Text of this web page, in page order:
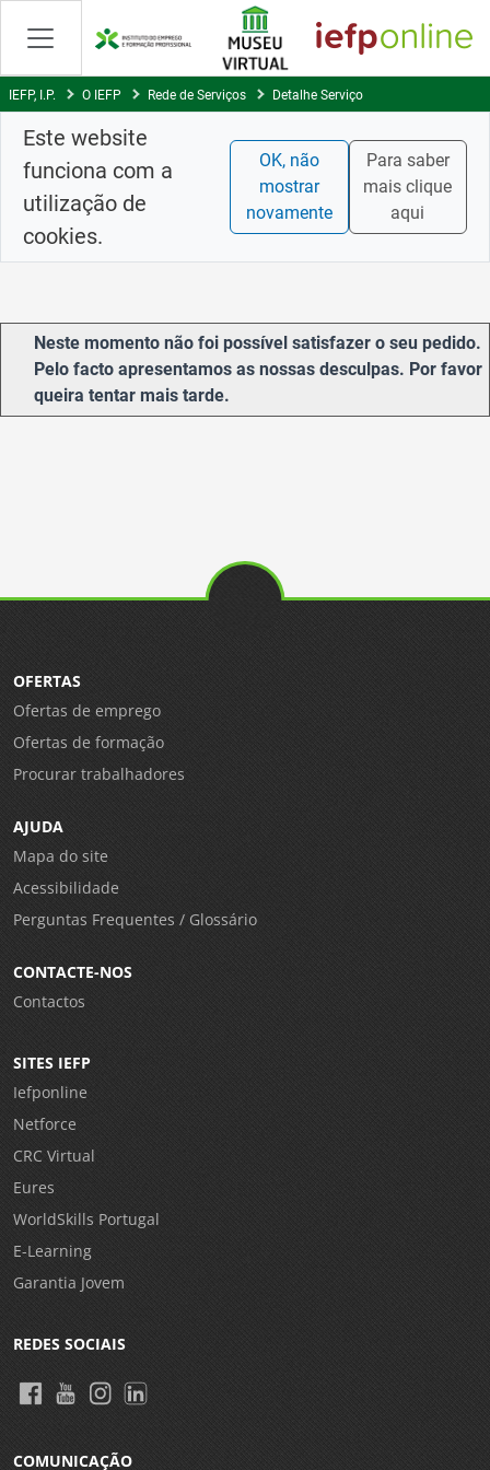
Saltar
para
conteúdo
principal
IEFP, I.P. O IEFP Rede de Serviços Detalhe Serviço
Este website
funciona com a
utilização de
cookies.
OK, não
mostrar
novamente
Para saber
mais clique
aqui
Neste momento não foi possível satisfazer o seu pedido.
Pelo facto apresentamos as nossas desculpas. Por favor
queira tentar mais tarde.
OFERTAS
Ofertas de emprego
Ofertas de formação
Procurar trabalhadores
AJUDA
Mapa do site
Acessibilidade
Perguntas Frequentes / Glossário
CONTACTE-NOS
Contactos
SITES IEFP
Iefponline
Netforce
CRC Virtual
Eures
WorldSkills Portugal
E-Learning
Garantia Jovem
REDES SOCIAIS
COMUNICAÇÃO